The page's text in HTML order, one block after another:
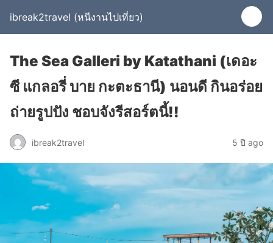
ibreak2travel (หนีงานไปเที่ยว)
The Sea Galleri by Katathani (เดอะ
ซี แกลอรี่ บาย กะตะธานี) นอนดี กินอร่อย
ถ่ายรูปปัง ชอบจังรีสอร์ตนี้!!
ibreak2travel 5 ปี ago